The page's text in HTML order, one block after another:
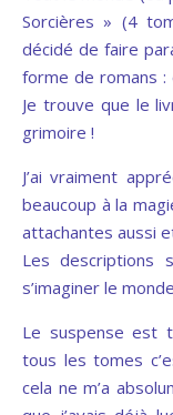
Sorcières » (4
décidé de faire
forme de romans :
Je trouve que le
grimoire !
J’ai vraiment
beaucoup à la
attachantes aussi
Les descriptions
s’imaginer le
Le suspense est
tous les tomes
cela ne m’a